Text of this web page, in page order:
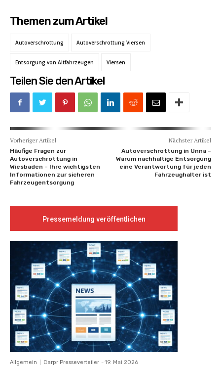
Themen zum Artikel
Autoverschrottung Autoverschrottung Viersen
Entsorgung von Altfahrzeugen Viersen
Teilen Sie den Artikel
Vorheriger Artikel
Häufige Fragen zur
Autoverschrottung in
Wiesbaden – Ihre wichtigsten
Informationen zur sicheren
Fahrzeugentsorgung
Nächster Artikel
Autoverschrottung in Unna –
Warum nachhaltige Entsorgung
eine Verantwortung für jeden
Fahrzeughalter ist
Pressemeldung veröffentlichen
Allgemein Carpr Presseverteiler - 19. Mai 2026